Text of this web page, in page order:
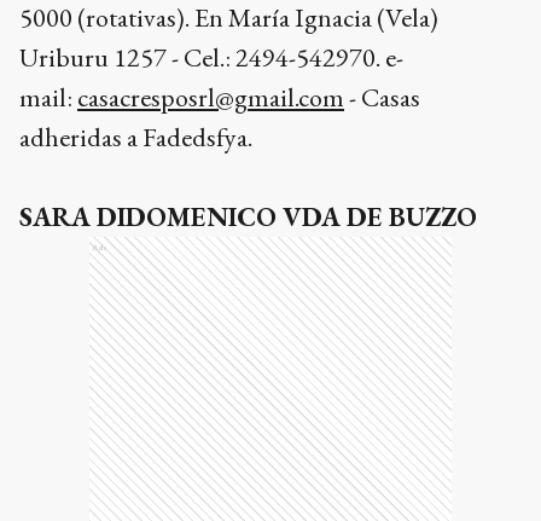
5000 (rotativas). En María Ignacia (Vela)
Uriburu 1257 - Cel.: 2494-542970. e-
mail: casacresposrl@gmail.com- Casas
adheridas a Fadedsfya.
SARA DIDOMENICO VDA DE BUZZO
Ads